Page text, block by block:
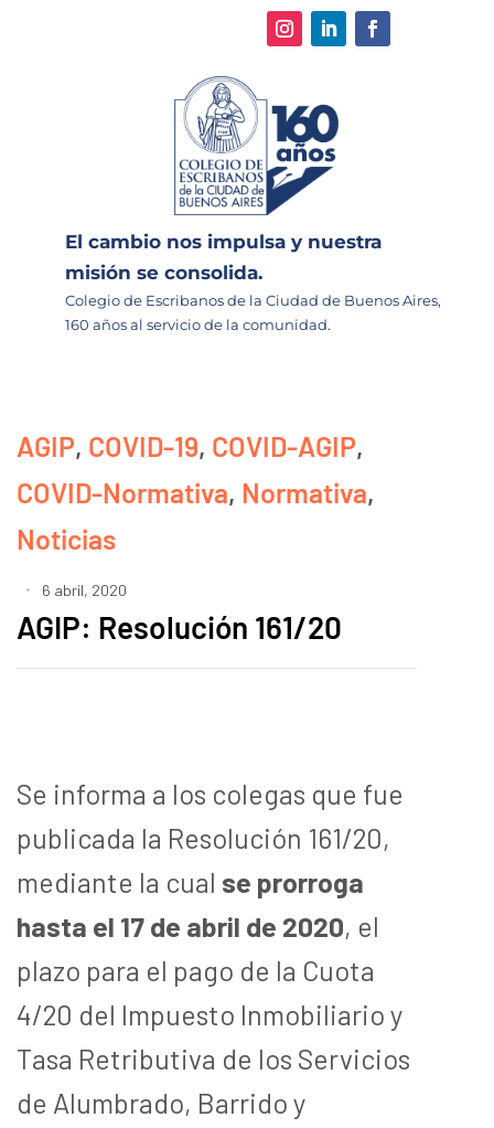
El cambio nos impulsa y nuestra
misión se consolida.
Colegio de Escribanos de la Ciudad de Buenos Aires,
160 años al servicio de la comunidad.
AGIP, COVID-19, COVID-AGIP,
COVID-Normativa, Normativa,
Noticias
6 abril, 2020
AGIP: Resolución 161/20
Se informa a los colegas que fue
publicada la Resolución 161/20,
mediante la cual se prorroga
hasta el 17 de abril de 2020, el
plazo para el pago de la Cuota
4/20 del Impuesto Inmobiliario y
Tasa Retributiva de los Servicios
de Alumbrado, Barrido y